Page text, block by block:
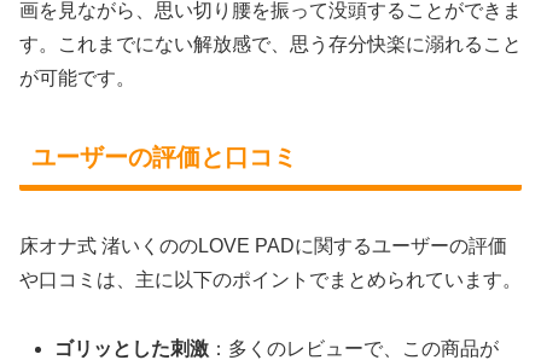
画を見ながら、思い切り腰を振って没頭することができま
す。これまでにない解放感で、思う存分快楽に溺れること
が可能です。
ユーザーの評価と口コミ
床オナ式 渚いくののLOVE PADに関するユーザーの評価
や口コミは、主に以下のポイントでまとめられています。
ゴリッとした刺激 ：多くのレビューで、この商品が